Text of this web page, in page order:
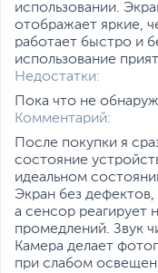
Цвет, используемый
оформлении
Дополнительные
аксессуары в
Дополнительно
использовании.
отображает яркие,
работает быстро и
использование
Недостатки:
Пока что не
Комментарий:
После покупки я
состояние
идеальном
Экран без
а сенсор реагирует
промедлений. Звук
Камера делает
при слабом